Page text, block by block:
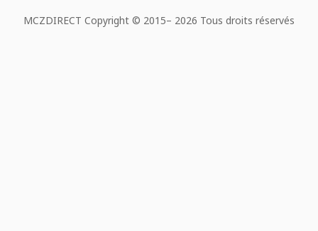
MCZDIRECT Copyright © 2015– 2026 Tous droits réservés